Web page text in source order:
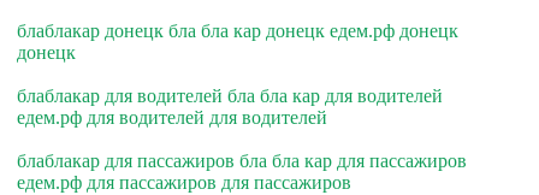
блаблакар донецк бла бла кар донецк едем.рф донецк
донецк
блаблакар для водителей бла бла кар для водителей
едем.рф для водителей для водителей
блаблакар для пассажиров бла бла кар для пассажиров
едем.рф для пассажиров для пассажиров